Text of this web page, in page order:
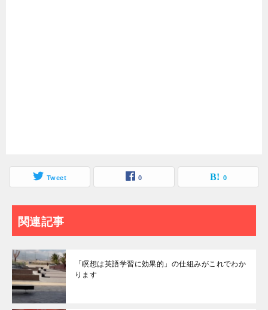
Tweet 0 0
関連記事
「瞑想は英語学習に効果的」の仕組みがこれでわか
ります